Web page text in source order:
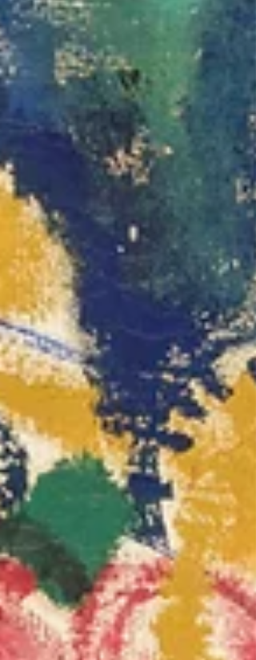
始めました。今回はたくさんの教材は必要ありませ
ん。というかたくさん買ったところで最後まで行か
いので、７日間完成のドリルだけにしました。 まず
全体像をつかむために最後まで通してもらいます。
で、どこが弱いか？また、どこが強いかということ
見極めます。彼女の場合はライティングが結構でき
した。そこはやっぱり中学時代から国語が得意な彼
です。 だからとにかく最初の文法やイディオムの短
文の問題を数回取り組んで、そのパターンとどうい
ものが出やすいかということをつかんでもらい、そ
から長文に進みました。 何回くらい勉強したのだろ
か？ 今まで受験してもらった英検は、指導